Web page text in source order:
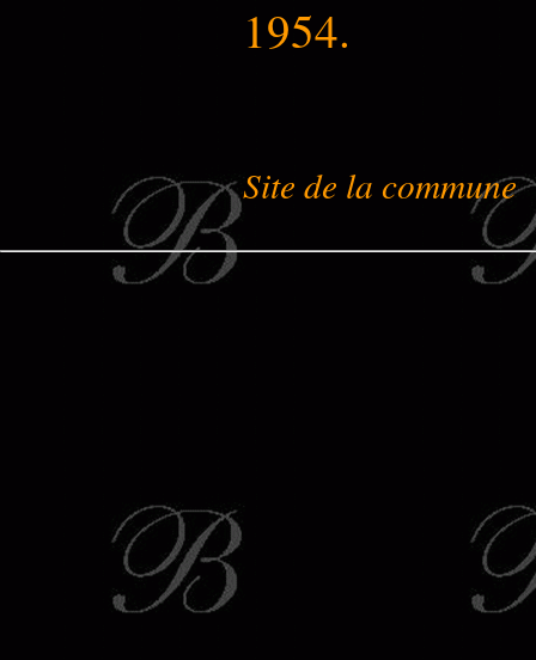
1954.
Site de la commune